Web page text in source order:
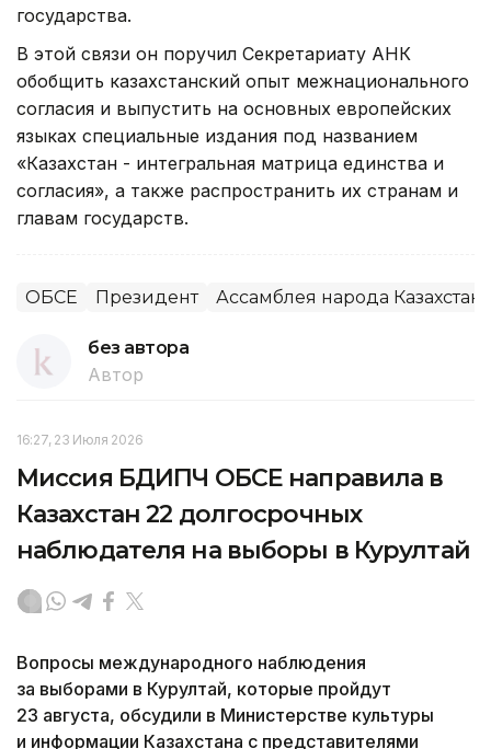
государства.
В этой связи он поручил Секретариату АНК
обобщить казахстанский опыт межнационального
согласия и выпустить на основных европейских
языках специальные издания под названием
«Казахстан - интегральная матрица единства и
согласия», а также распространить их странам и
главам государств.
ОБСЕ Президент Ассамблея народа Казахстана
без автора
Автор
16:27, 23 Июля 2026
Миссия БДИПЧ ОБСЕ направила в
Казахстан 22 долгосрочных
наблюдателя на выборы в Курултай
Вопросы международного наблюдения
за выборами в Курултай, которые пройдут
23 августа, обсудили в Министерстве культуры
и информации Казахстана с представителями